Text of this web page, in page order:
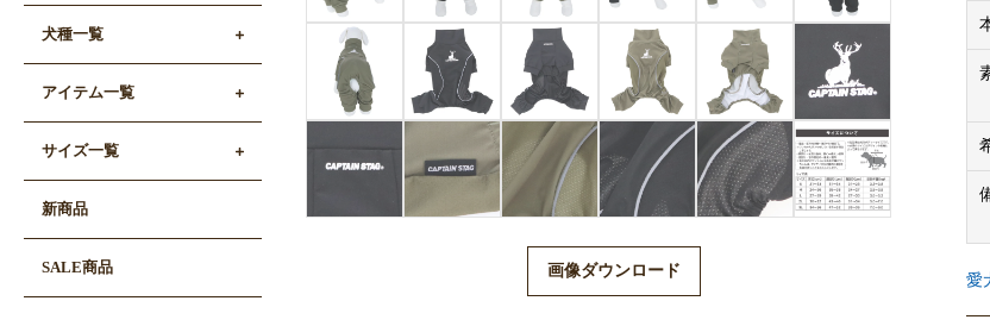
画像ダウンロード 愛
犬種一覧
アイテム一覧
サイズ一覧
新商品
SALE商品